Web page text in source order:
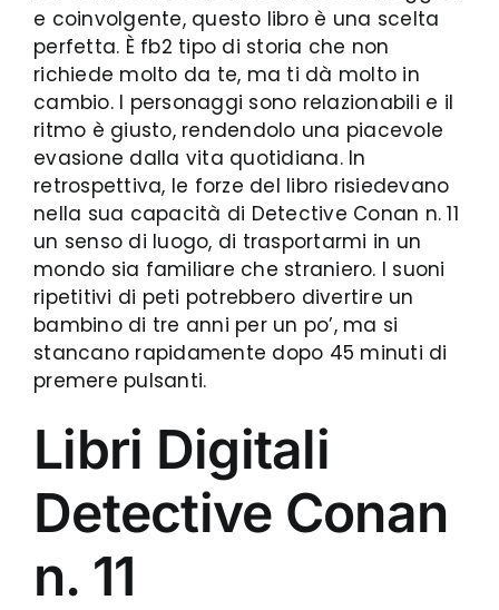
e coinvolgente, questo libro è una scelta
perfetta. È fb2 tipo di storia che non
richiede molto da te, ma ti dà molto in
cambio. I personaggi sono relazionabili e il
ritmo è giusto, rendendolo una piacevole
evasione dalla vita quotidiana. In
retrospettiva, le forze del libro risiedevano
nella sua capacità di Detective Conan n. 11
un senso di luogo, di trasportarmi in un
mondo sia familiare che straniero. I suoni
ripetitivi di peti potrebbero divertire un
bambino di tre anni per un po’, ma si
stancano rapidamente dopo 45 minuti di
premere pulsanti.
Libri Digitali
Detective Conan
n. 11